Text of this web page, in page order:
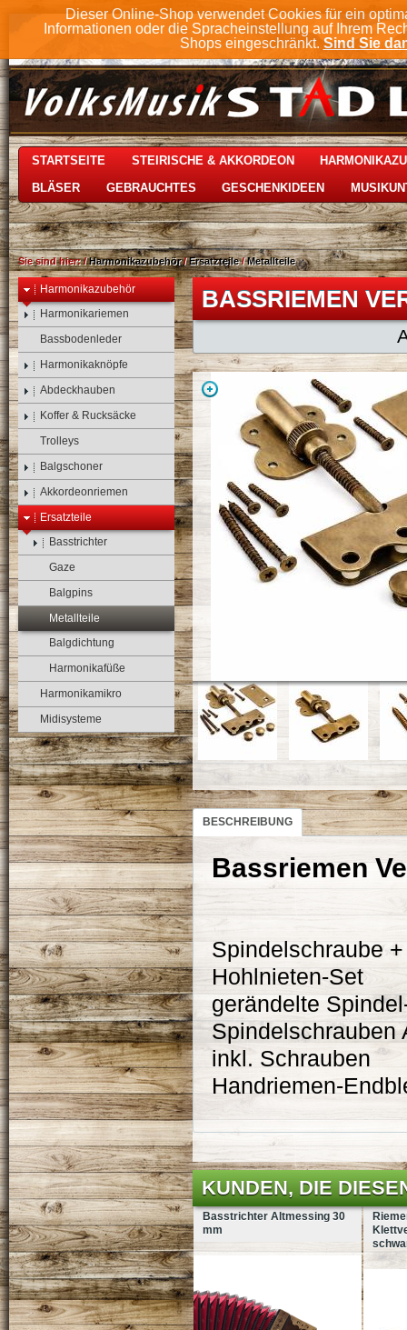
Dieser Online-Shop verwendet Cookies für ein
Informationen oder die Spracheinstellung auf Ihrem
Shops eingeschränkt. Sind Sie
STARTSEITE STEIRISCHE & AKKORDEON
BLÄSER GEBRAUCHTES GESCHENKIDEEN
Sie sind hier:/Harmonikazubehör/Ersatzteile/Metallteile
Harmonikazubehör
Harmonikariemen
Bassbodenleder
Harmonikaknöpfe
Abdeckhauben
Koffer & Rucksäcke
Trolleys
Balgschoner
Akkordeonriemen
Ersatzteile
Basstrichter
Gaze
Balgpins
Metallteile
Balgdichtung
Harmonikafüße
Harmonikamikro
Midisysteme
BASSRIEMEN
BESCHREIBUNG
Bassriemen
Spindelschraube
Hohlnieten-Set
gerändelte
Spindelschrauben
inkl. Schrauben
Handriemen-
KUNDEN, DIE
Basstrichter Altmessing 30
mm